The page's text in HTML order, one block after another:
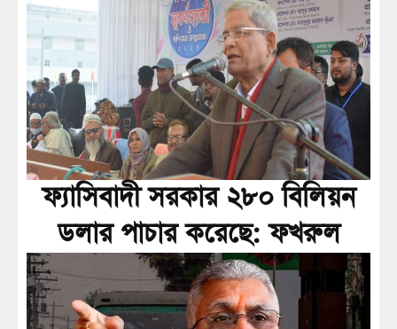
ফ্যাসিবাদী সরকার ২৮০ বিলিয়ন
ডলার পাচার করেছে: ফখরুল